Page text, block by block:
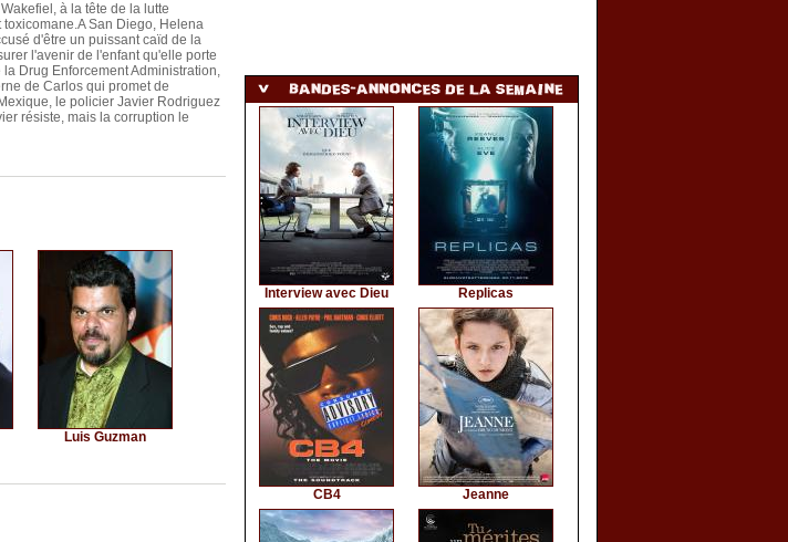
à la tête de la lutte
San Diego, Helena
d'être un puissant caïd de la
l'avenir de l'enfant qu'elle porte
Drug Enforcement Administration,
de Carlos qui promet de
le policier Javier Rodriguez
résiste, mais la corruption le
Luis Guzman
Interview avec Dieu Replicas
CB4 Jeanne